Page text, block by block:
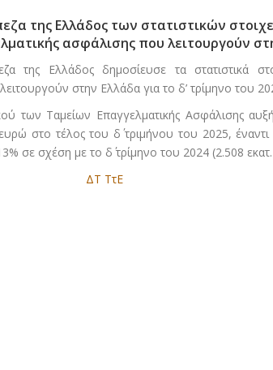
της Ελλάδος των στατιστικών
ασφάλισης που λειτουργούν
της Ελλάδος δημοσίευσε τα στατιστικά
στην Ελλάδα για το δ’ τρίμηνο του
των Ταμείων Επαγγελματικής Ασφάλισης
στο τέλος του δ΄ τριμήνου του 2025,
σε σχέση με το δ΄ τρίμηνο του 2024 (2.508
ΔΤ ΤτΕ